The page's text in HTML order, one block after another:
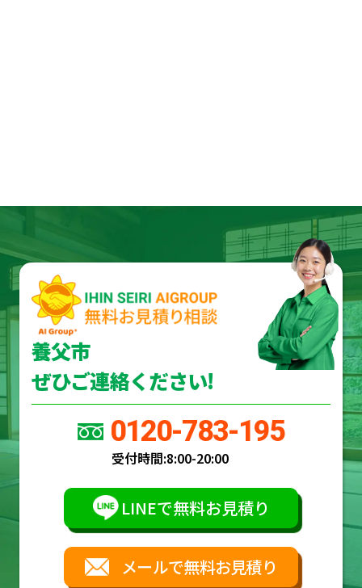
養父市
ぜひご連絡ください!
0120-783-195
受付時間:8:00-20:00
LINEで無料お見積り
メールで無料お見積り